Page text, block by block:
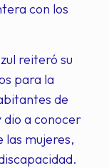
con los
reiteró su
para la
de
dio a conocer
las mujeres,